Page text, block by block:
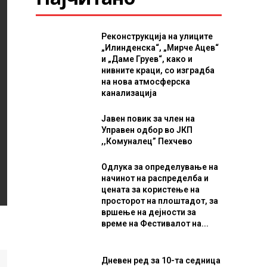
Реконструкција на улиците
„Илинденска“, „Мирче Ацев“
и „Даме Груев“, како и
нивните краци, со изградба
на нова атмосферска
канализација
Јавен повик за член на
Управен одбор во ЈКП
,,Комуналец” Пехчево
Одлука за определување на
начинот на распределба и
цената за користење на
просторот на плоштадот, за
вршење на дејности за
време на Фестивалот на...
Дневен ред за 10-та седница